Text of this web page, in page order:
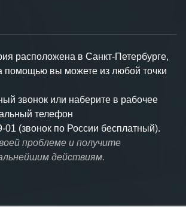
расположена в Санкт-Петербурге,
помощью вы можете из любой точки
звонок или наберите в рабочее
телефон
01 (звонок по России бесплатный).
проблеме и получите
действиям.